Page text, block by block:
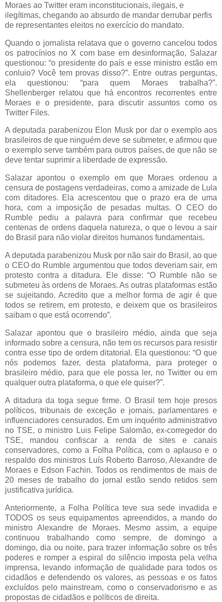
Moraes ao Twitter eram inconstitucionais, ilegais, e
ilegítimas, chegando ao absurdo de mandar derrubar perfis
de representantes eleitos no exercício do mandato.
Quando o jornalista relatava que o governo cancelou todos
os patrocínios no X com base em desinformação, Salazar
questionou: “o presidente do país e esse ministro estão em
conluio? Você tem provas disso?”. Entre outras perguntas,
ela questionou: “para quem Moraes trabalha?”.
Shellenberger relatou que há encontros recorrentes entre
Moraes e o presidente, para discutir assuntos como os
Twitter Files.
A deputada parabenizou Elon Musk por dar o exemplo aos
brasileiros de que ninguém deve se submeter, e afirmou que
o exemplo serve também para outros países, de que não se
deve tentar suprimir a liberdade de expressão.
Salazar apontou o exemplo em que Moraes ordenou a
censura de postagens verdadeiras, como a amizade de Lula
com ditadores. Ela acrescentou que o prazo era de uma
hora, com a imposição de pesadas multas. O CEO do
Rumble pediu a palavra para confirmar que recebeu
centenas de ordens daquela natureza, o que o levou a sair
do Brasil para não violar direitos humanos fundamentais.
A deputada parabenizou Musk por não sair do Brasil, ao que
o CEO do Rumble argumentou que todos deveriam sair, em
protesto contra a ditadura. Ele disse: “O Rumble não se
submeteu às ordens de Moraes. As outras plataformas estão
se sujeitando. Acredito que a melhor forma de agir é que
todos se retirem, em protesto, e deixem que os brasileiros
saibam o que está ocorrendo”.
Salazar apontou que o brasileiro médio, ainda que seja
informado sobre a censura, não tem os recursos para resistir
contra esse tipo de ordem ditatorial. Ela questionou: “O que
nós podemos fazer, desta plataforma, para proteger o
brasileiro médio, para que ele possa ler, no Twitter ou em
qualquer outra plataforma, o que ele quiser?”.
A ditadura da toga segue firme. O Brasil tem hoje presos
políticos, tribunais de exceção e jornais, parlamentares e
influenciadores censurados. Em um inquérito administrativo
no TSE, o ministro Luis Felipe Salomão, ex-corregedor do
TSE, mandou confiscar a renda de sites e canais
conservadores, como a Folha Política, com o aplauso e o
respaldo dos ministros Luís Roberto Barroso, Alexandre de
Moraes e Edson Fachin. Todos os rendimentos de mais de
20 meses de trabalho do jornal estão sendo retidos sem
justificativa jurídica.
Anteriormente, a Folha Política teve sua sede invadida e
TODOS os seus equipamentos apreendidos, a mando do
ministro Alexandre de Moraes. Mesmo assim, a equipe
continuou trabalhando como sempre, de domingo a
domingo, dia ou noite, para trazer informação sobre os três
poderes e romper a espiral do silêncio imposta pela velha
imprensa, levando informação de qualidade para todos os
cidadãos e defendendo os valores, as pessoas e os fatos
excluídos pelo mainstream, como o conservadorismo e as
propostas de cidadãos e políticos de direita.